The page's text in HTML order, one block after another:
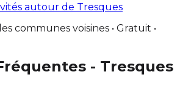
autour de Tresques
communes voisines • Gratuit •
- Tresques